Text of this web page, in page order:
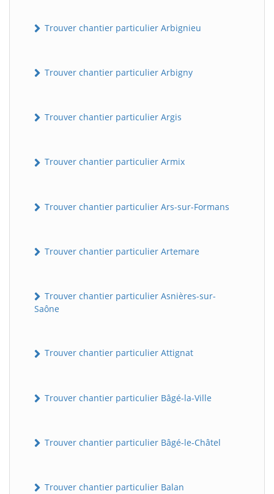
Trouver chantier particulier Arbignieu
Trouver chantier particulier Arbigny
Trouver chantier particulier Argis
Trouver chantier particulier Armix
Trouver chantier particulier Ars-sur-Formans
Trouver chantier particulier Artemare
Trouver chantier particulier Asnières-sur-
Saône
Trouver chantier particulier Attignat
Trouver chantier particulier Bâgé-la-Ville
Trouver chantier particulier Bâgé-le-Châtel
Trouver chantier particulier Balan